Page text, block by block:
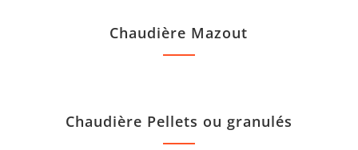
Chaudière Mazout
Chaudière Pellets ou granulés